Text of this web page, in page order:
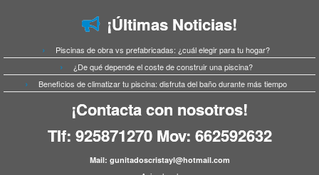
¡Últimas Noticias!
Piscinas de obra vs prefabricadas: ¿cuál elegir para tu hogar?
¿De qué depende el coste de construir una piscina?
Beneficios de climatizar tu piscina: disfruta del baño durante más tiempo
¡Contacta con nosotros!
Tlf: 925871270Mov: 662592632
Mail: gunitadoscristayl@hotmail.com